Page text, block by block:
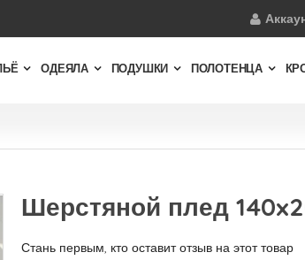
ОДЕЯЛА ПОДУШКИ ПОЛОТЕНЦА
Шерстяной плед
Стань первым, кто оставит отзыв на этот товар